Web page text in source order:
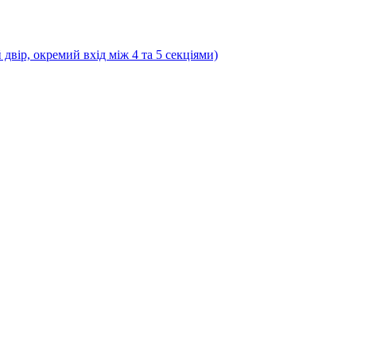
окремий вхід між 4 та 5 секціями)